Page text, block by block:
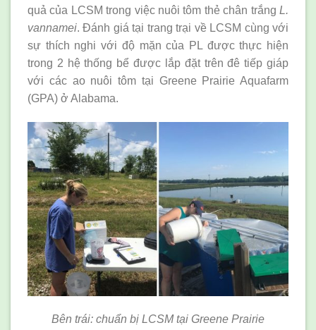
quả của LCSM trong việc nuôi tôm thẻ chân trắng L.
vannamei. Đánh giá tại trang trại về LCSM cùng với
sự thích nghi với độ mặn của PL được thực hiện
trong 2 hệ thống bể được lắp đặt trên đê tiếp giáp
với các ao nuôi tôm tại Greene Prairie Aquafarm
(GPA) ở Alabama.
Bên trái: chuẩn bị LCSM tại Greene Prairie